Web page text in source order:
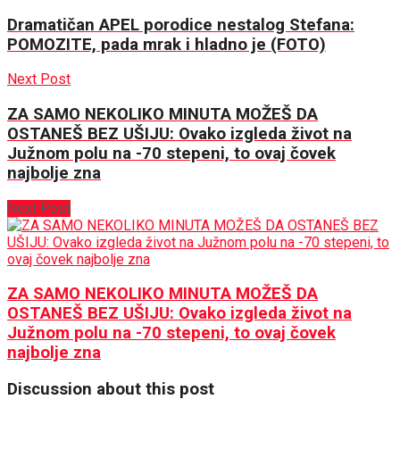
Dramatičan APEL porodice nestalog Stefana:
POMOZITE, pada mrak i hladno je (FOTO)
Next Post
ZA SAMO NEKOLIKO MINUTA MOŽEŠ DA
OSTANEŠ BEZ UŠIJU: Ovako izgleda život na
Južnom polu na -70 stepeni, to ovaj čovek
najbolje zna
Next Post
ZA SAMO NEKOLIKO MINUTA MOŽEŠ DA
OSTANEŠ BEZ UŠIJU: Ovako izgleda život na
Južnom polu na -70 stepeni, to ovaj čovek
najbolje zna
Discussion about this post